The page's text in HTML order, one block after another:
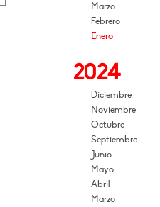
Marzo
Febrero
Enero
2024
Diciembre
Noviembre
Octubre
Septiembre
Junio
Mayo
Abril
Marzo